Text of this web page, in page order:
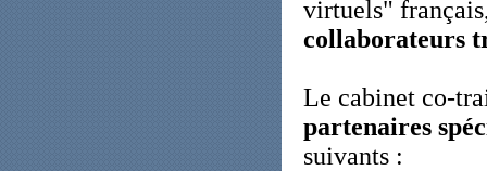
virtuels"
collaborateurs
Le cabinet co-
partenaires
suivants :